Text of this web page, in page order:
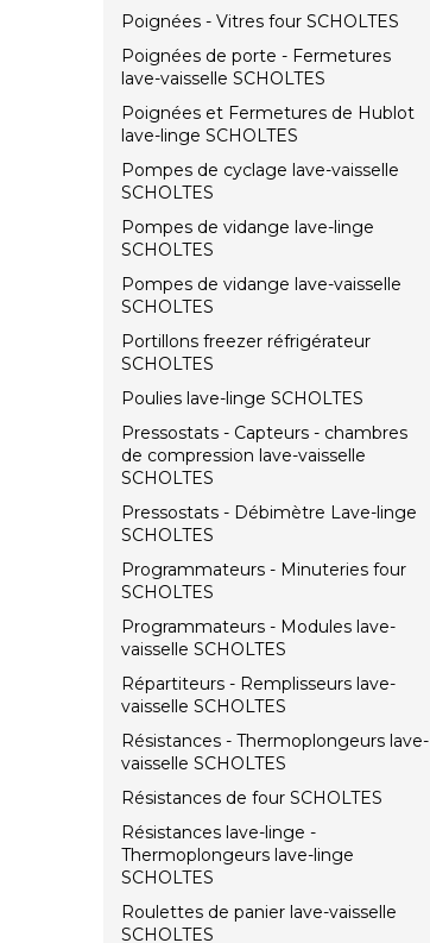
Poignées - Vitres four SCHOLTES
Poignées de porte - Fermetures
lave-vaisselle SCHOLTES
Poignées et Fermetures de Hublot
lave-linge SCHOLTES
Pompes de cyclage lave-vaisselle
SCHOLTES
Pompes de vidange lave-linge
SCHOLTES
Pompes de vidange lave-vaisselle
SCHOLTES
Portillons freezer réfrigérateur
SCHOLTES
Poulies lave-linge SCHOLTES
Pressostats - Capteurs - chambres
de compression lave-vaisselle
SCHOLTES
Pressostats - Débimètre Lave-linge
SCHOLTES
Programmateurs - Minuteries four
SCHOLTES
Programmateurs - Modules lave-
vaisselle SCHOLTES
Répartiteurs - Remplisseurs lave-
vaisselle SCHOLTES
Résistances - Thermoplongeurs lave-
vaisselle SCHOLTES
Résistances de four SCHOLTES
Résistances lave-linge -
Thermoplongeurs lave-linge
SCHOLTES
Roulettes de panier lave-vaisselle
SCHOLTES